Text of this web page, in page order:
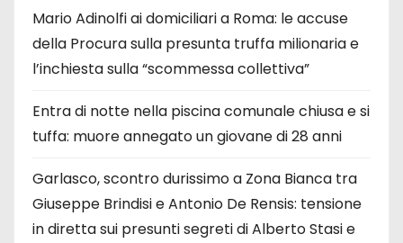
Mario Adinolfi ai domiciliari a Roma: le accuse
della Procura sulla presunta truffa milionaria e
l’inchiesta sulla “scommessa collettiva”
Entra di notte nella piscina comunale chiusa e si
tuffa: muore annegato un giovane di 28 anni
Garlasco, scontro durissimo a Zona Bianca tra
Giuseppe Brindisi e Antonio De Rensis: tensione
in diretta sui presunti segreti di Alberto Stasi e